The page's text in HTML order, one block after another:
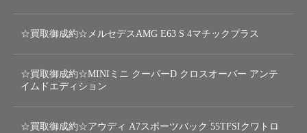
☆買取御成約☆メルセデスAMG E63 S 4マチックプラス
☆買取御成約☆MINIミニ クーパーD クロスオーバー アンテ
イムドエディション
☆買取御成約☆アウディ A7スポーツバック 55TFSIクワトロ